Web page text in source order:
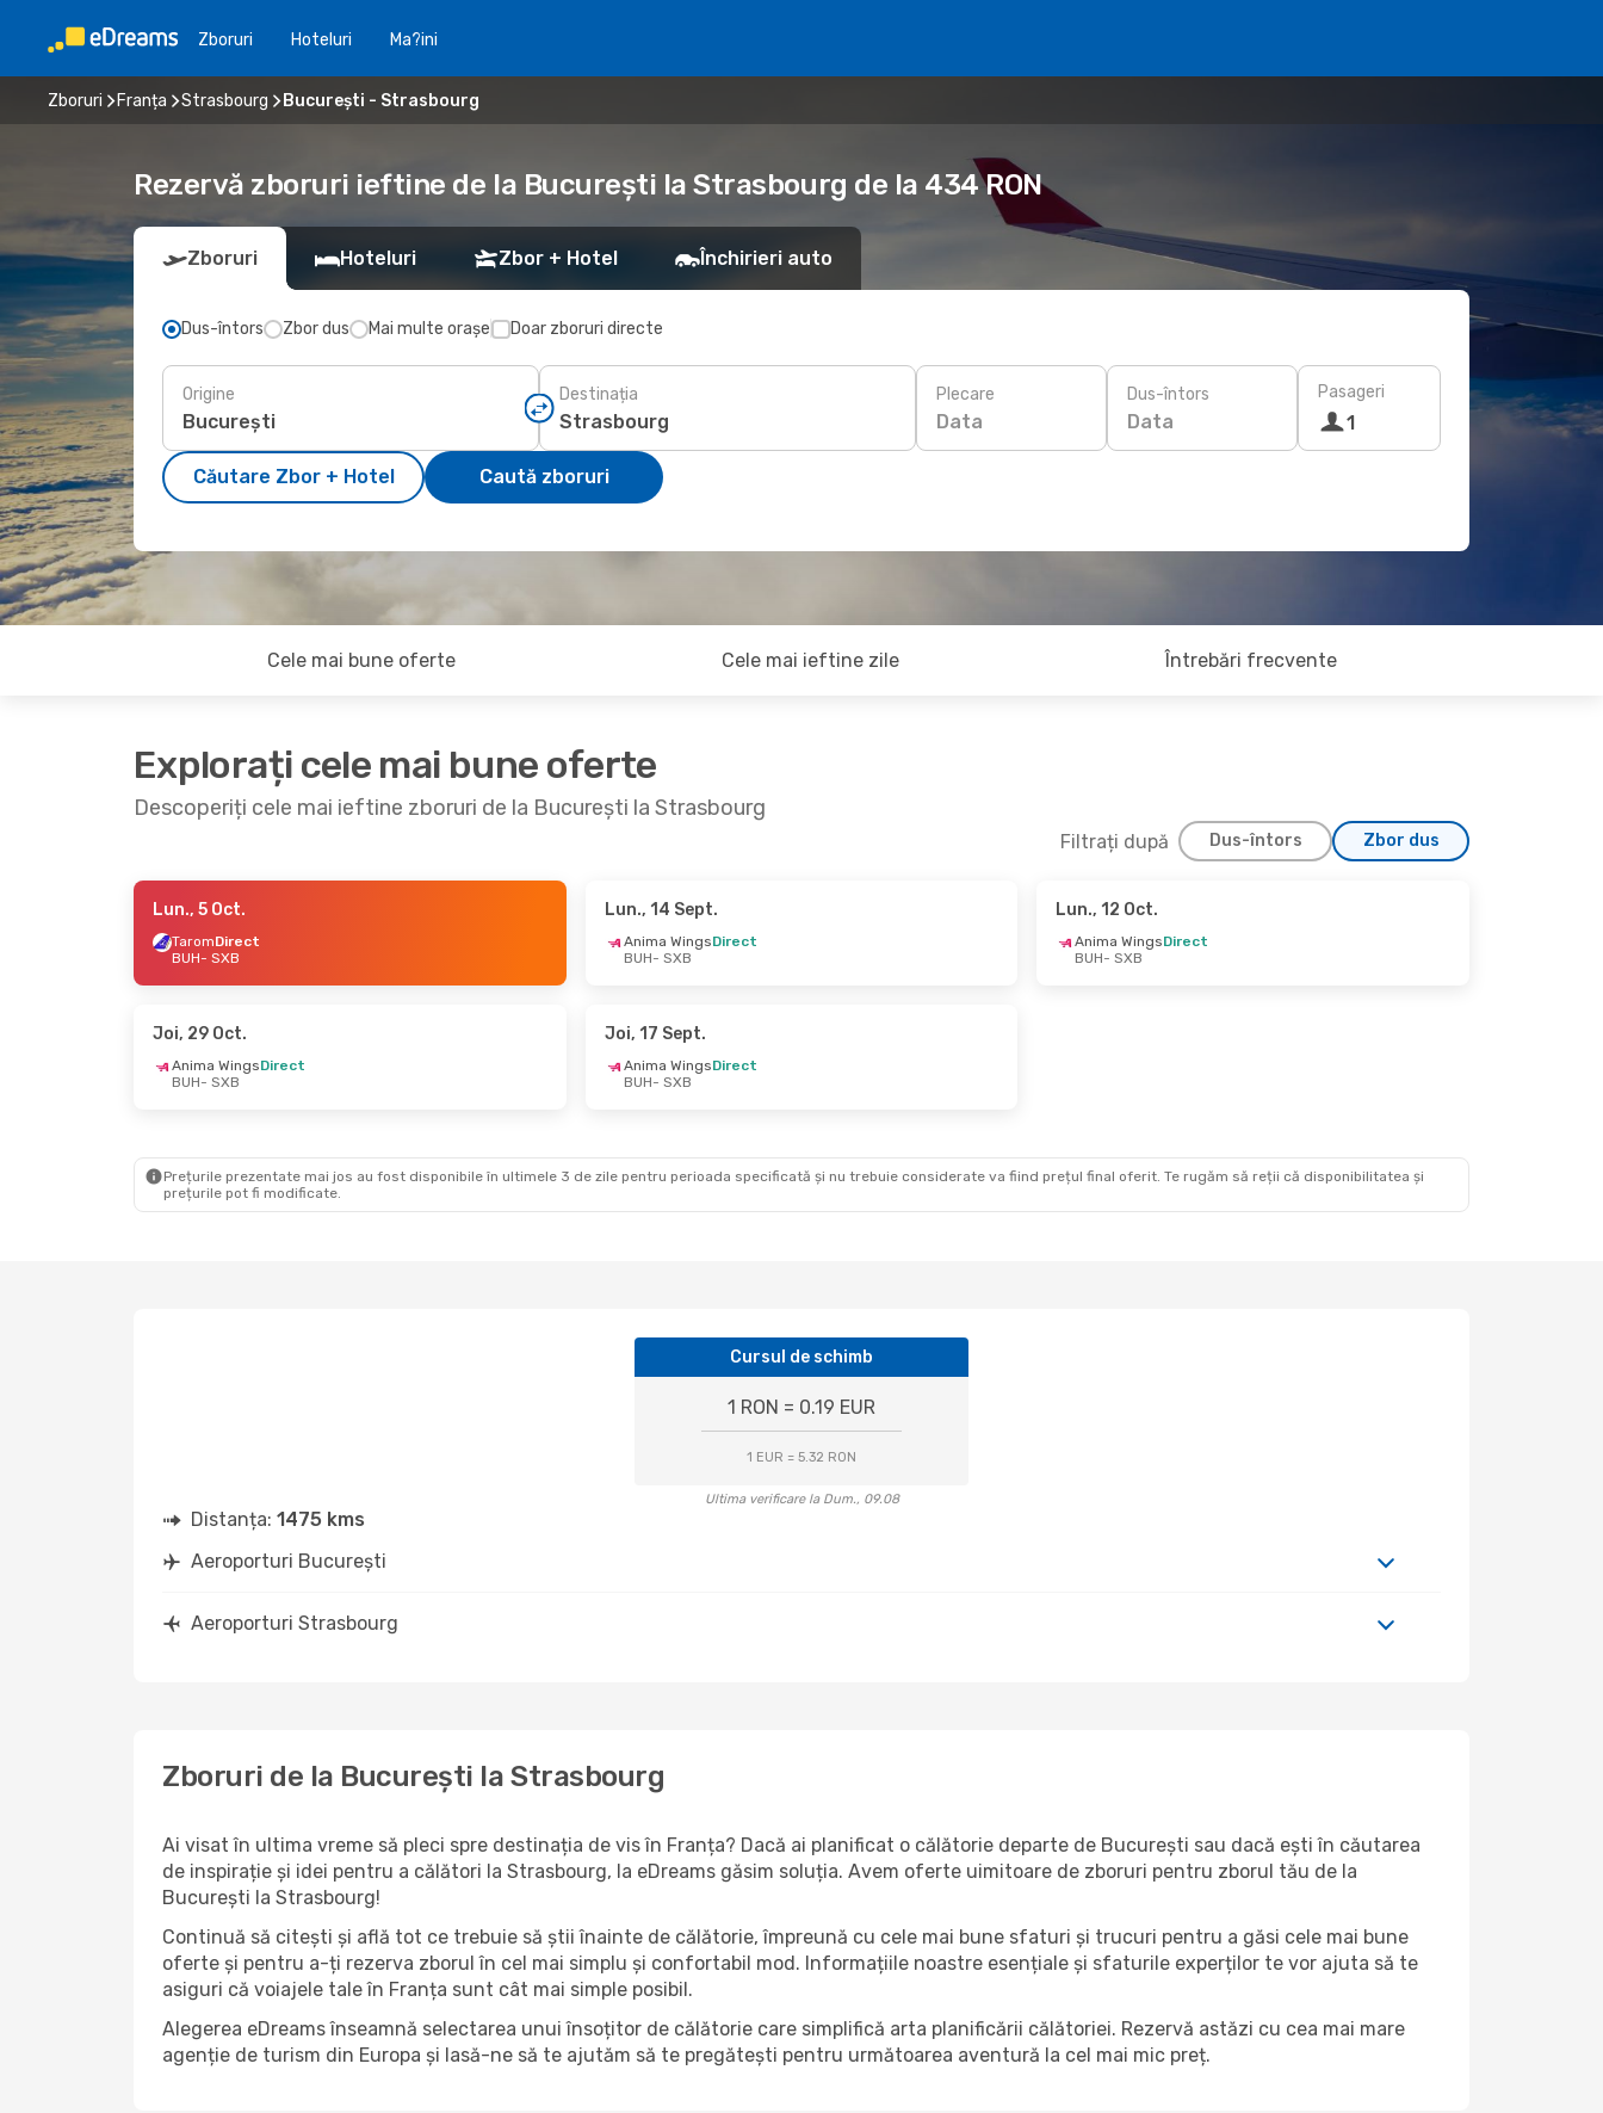
Zboruri Hoteluri Ma?ini
Zboruri Franța Strasbourg București - Strasbourg
Rezervă zboruri ieftine de la București la Strasbourg de la 434 RON
Zboruri Hoteluri Zbor + Hotel Închirieri auto
Dus-întors Zbor dus Mai multe orașe Doar zboruri directe
Origine Destinația Plecare
Data
Dus-întors
Data
Pasageri
1
Căutare Zbor + Hotel Caută zboruri
Cele mai bune oferte Cele mai ieftine zile Întrebări frecvente
Explorați cele mai bune oferte
Descoperiți cele mai ieftine zboruri de la București la Strasbourg
Filtrați după Dus-întors Zbor dus
- Joi, 22 Oct.
- Lun., 2 Nov. - Joi, 17 Sept.
SXB
- BUH
Lun., 5 Oct.
TaromDirect
BUH- SXB
Lun., 14 Sept.
Anima WingsDirect
BUH- SXB
Lun., 12 Oct.
Anima WingsDirect
BUH- SXB
Joi, 29 Oct.
Anima WingsDirect
BUH- SXB
Joi, 17 Sept.
Anima WingsDirect
BUH- SXB
Prețurile prezentate mai jos au fost disponibile în ultimele 3 de zile pentru perioada specificată și nu trebuie considerate va fiind prețul final oferit. Te rugăm să reții că disponibilitatea și
prețurile pot fi modificate.
Cursul de schimb
1 RON = 0.19 EUR
1 EUR = 5.32 RON
Ultima verificare la Dum., 09.08
Distanța: 1475 kms
Aeroporturi București
Aeroporturi Strasbourg
Zboruri de la București la Strasbourg
Ai visat în ultima vreme să pleci spre destinația de vis în Franța? Dacă ai planificat o călătorie departe de București sau dacă ești în căutarea
de inspirație și idei pentru a călători la Strasbourg, la eDreams găsim soluția. Avem oferte uimitoare de zboruri pentru zborul tău de la
București la Strasbourg!
Continuă să citești și află tot ce trebuie să știi înainte de călătorie, împreună cu cele mai bune sfaturi și trucuri pentru a găsi cele mai bune
oferte și pentru a-ți rezerva zborul în cel mai simplu și confortabil mod. Informațiile noastre esențiale și sfaturile experților te vor ajuta să te
asiguri că voiajele tale în Franța sunt cât mai simple posibil.
Alegerea eDreams înseamnă selectarea unui însoțitor de călătorie care simplifică arta planificării călătoriei. Rezervă astăzi cu cea mai mare
agenție de turism din Europa și lasă-ne să te ajutăm să te pregătești pentru următoarea aventură la cel mai mic preț.